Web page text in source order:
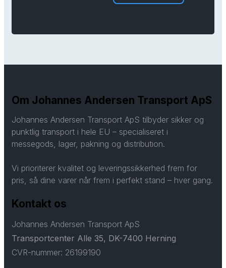
Om Johannes Andersen Transport ApS
Johannes Andersen Transport ApS tilbyder sikker og
punktlig transport i hele EU – specialiseret i
messegods, lager, pakning og distribution.
Vi prioriterer kvalitet og leveringssikkerhed frem for
pris, så dine varer når frem i perfekt stand – hver gang.
Kontakt os
Johannes Andersen Transport ApS
Transportcenter Alle 35, DK-7400 Herning
CVR-nummer: 26199190